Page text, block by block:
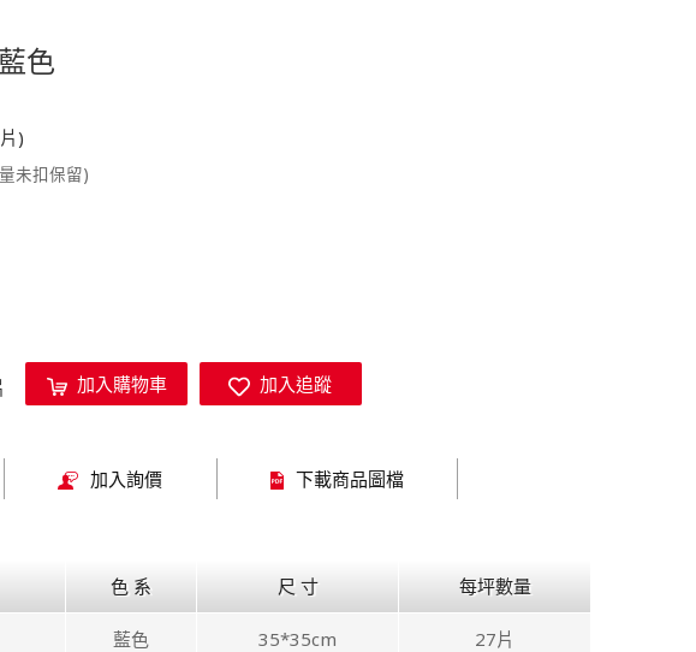
色
)
未扣保留)
加入購物車 加入追蹤
加入詢價 下載商品圖檔
色 系 尺 寸 每坪數量
藍色 35*35cm 27片